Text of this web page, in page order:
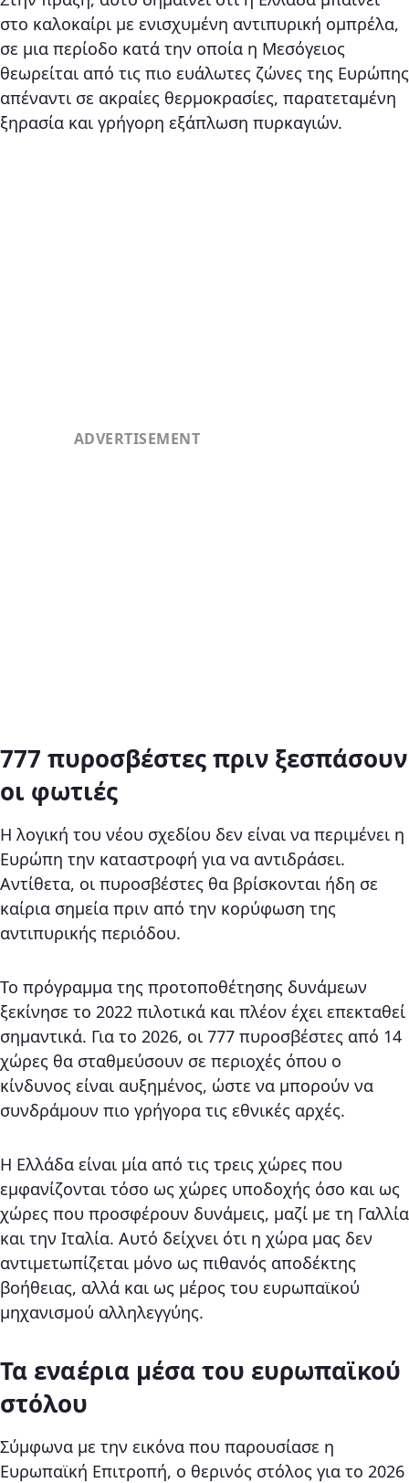
στο καλοκαίρι με ενισχυμένη αντιπυρική ομπρέλα,
σε μια περίοδο κατά την οποία η Μεσόγειος
θεωρείται από τις πιο ευάλωτες ζώνες της Ευρώπης
απέναντι σε ακραίες θερμοκρασίες, παρατεταμένη
ξηρασία και γρήγορη εξάπλωση πυρκαγιών.
777 πυροσβέστες πριν ξεσπάσουν
οι φωτιές
Η λογική του νέου σχεδίου δεν είναι να περιμένει η
Ευρώπη την καταστροφή για να αντιδράσει.
Αντίθετα, οι πυροσβέστες θα βρίσκονται ήδη σε
καίρια σημεία πριν από την κορύφωση της
αντιπυρικής περιόδου.
Το πρόγραμμα της προτοποθέτησης δυνάμεων
ξεκίνησε το 2022 πιλοτικά και πλέον έχει επεκταθεί
σημαντικά. Για το 2026, οι 777 πυροσβέστες από 14
χώρες θα σταθμεύσουν σε περιοχές όπου ο
κίνδυνος είναι αυξημένος, ώστε να μπορούν να
συνδράμουν πιο γρήγορα τις εθνικές αρχές.
Η Ελλάδα είναι μία από τις τρεις χώρες που
εμφανίζονται τόσο ως χώρες υποδοχής όσο και ως
χώρες που προσφέρουν δυνάμεις, μαζί με τη Γαλλία
και την Ιταλία. Αυτό δείχνει ότι η χώρα μας δεν
αντιμετωπίζεται μόνο ως πιθανός αποδέκτης
βοήθειας, αλλά και ως μέρος του ευρωπαϊκού
μηχανισμού αλληλεγγύης.
Τα εναέρια μέσα του ευρωπαϊκού
στόλου
Σύμφωνα με την εικόνα που παρουσίασε η
Ευρωπαϊκή Επιτροπή, ο θερινός στόλος για το 2026